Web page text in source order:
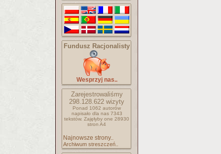
Fundusz Racjonalisty
Wesprzyj nas..
Zarejestrowaliśmy
298.128.622 wizyty
Ponad 1062 autorów
napisało dla nas 7343
tekstów. Zajęłyby one 28930
stron A4
Najnowsze strony..
Archiwum streszczeń..